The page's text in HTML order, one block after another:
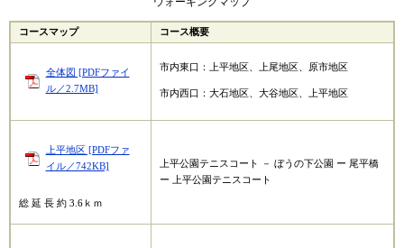
コースマップ コース概要
全体図 [PDFファイ
ル／2.7MB]
市内東口：上平地区、上尾地区、原市地区
市内西口：大石地区、大谷地区、上平地区
上平地区 [PDFファ
イル／742KB]
総 延 長 約 3.6ｋｍ
上平公園テニスコート － ぼうの下公園 ー 尾平橋
ー 上平公園テニスコート